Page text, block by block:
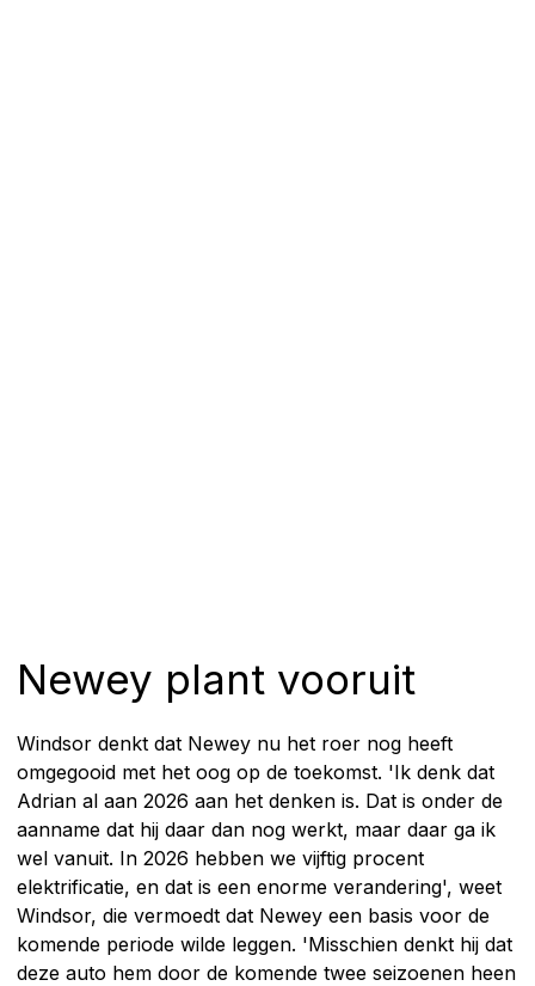
Newey plant vooruit
Windsor denkt dat Newey nu het roer nog heeft
omgegooid met het oog op de toekomst. 'Ik denk dat
Adrian al aan 2026 aan het denken is. Dat is onder de
aanname dat hij daar dan nog werkt, maar daar ga ik
wel vanuit. In 2026 hebben we vijftig procent
elektrificatie, en dat is een enorme verandering', weet
Windsor, die vermoedt dat Newey een basis voor de
komende periode wilde leggen. 'Misschien denkt hij dat
deze auto hem door de komende twee seizoenen heen